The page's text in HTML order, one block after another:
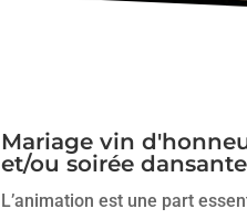
Mariage vin
et/ou soirée dansante
L’animation est une part